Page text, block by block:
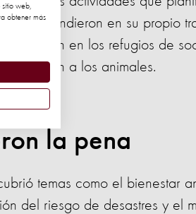
aprendieron en su propio
reunieron en los refugios de
colocarían a los animales.
la pena
temas como el bienestar
del riesgo de desastres y el
sitio web,
obtener más